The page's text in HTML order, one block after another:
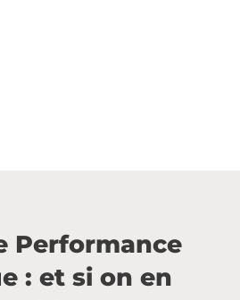
Performance
: et si on en